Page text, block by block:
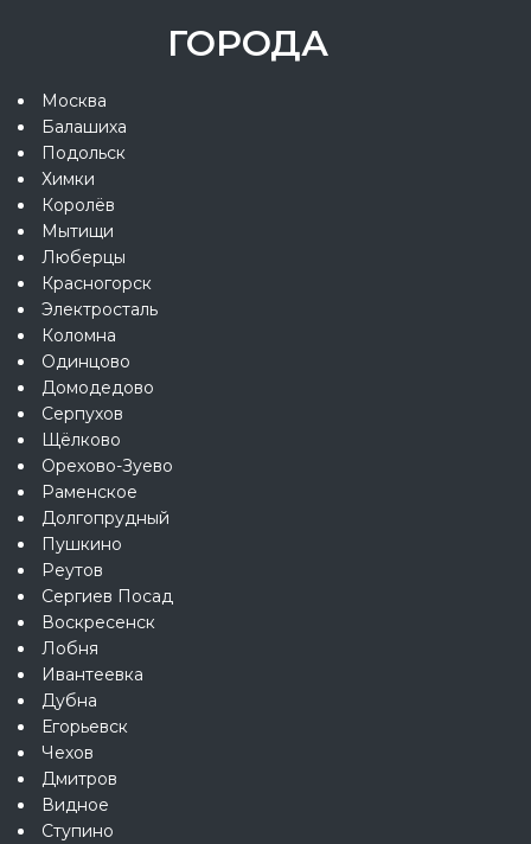
ГОРОДА
Москва
Балашиха
Подольск
Химки
Королёв
Мытищи
Люберцы
Красногорск
Электросталь
Коломна
Одинцово
Домодедово
Серпухов
Щёлково
Орехово-Зуево
Раменское
Долгопрудный
Пушкино
Реутов
Сергиев Посад
Воскресенск
Лобня
Ивантеевка
Дубна
Егорьевск
Чехов
Дмитров
Видное
Ступино